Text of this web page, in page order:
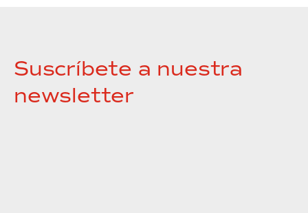
Suscríbete a nuestra
newsletter